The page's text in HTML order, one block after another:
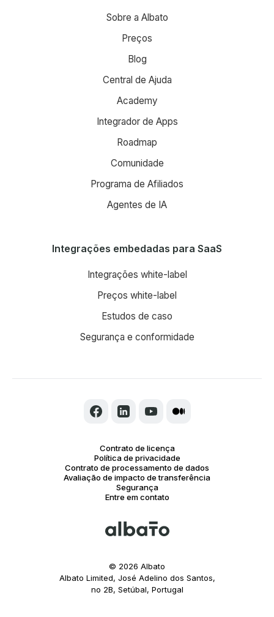
Sobre a Albato
Preços
Blog
Central de Ajuda
Academy
Integrador de Apps
Roadmap
Comunidade
Programa de Afiliados
Agentes de IA
Integrações embedadas para SaaS
Integrações white-label
Preços white-label
Estudos de caso
Segurança e conformidade
Contrato de licença
Política de privacidade
Contrato de processamento de dados
Avaliação de impacto de transferência
Segurança
Entre em contato
© 2026 Albato
Albato Limited, José Adelino dos Santos,
no 2B, Setúbal, Portugal